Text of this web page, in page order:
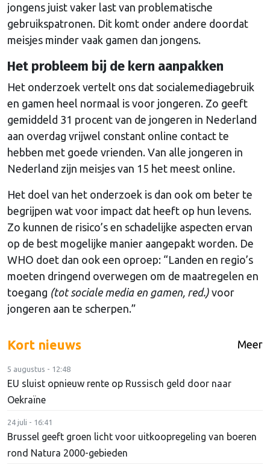
jongens juist vaker last van problematische
gebruikspatronen. Dit komt onder andere doordat
meisjes minder vaak gamen dan jongens.
Het probleem bij de kern aanpakken
Het onderzoek vertelt ons dat socialemediagebruik
en gamen heel normaal is voor jongeren. Zo geeft
gemiddeld 31 procent van de jongeren in Nederland
aan overdag vrijwel constant online contact te
hebben met goede vrienden. Van alle jongeren in
Nederland zijn meisjes van 15 het meest online.
Het doel van het onderzoek is dan ook om beter te
begrijpen wat voor impact dat heeft op hun levens.
Zo kunnen de risico’s en schadelijke aspecten ervan
op de best mogelijke manier aangepakt worden. De
WHO doet dan ook een oproep: “Landen en regio’s
moeten dringend overwegen om de maatregelen en
toegang (tot sociale media en gamen, red.) voor
jongeren aan te scherpen.”
Kort nieuws Meer
5 augustus - 12:48
EU sluist opnieuw rente op Russisch geld door naar
Oekraïne
24 juli - 16:41
Brussel geeft groen licht voor uitkoopregeling van boeren
rond Natura 2000-gebieden